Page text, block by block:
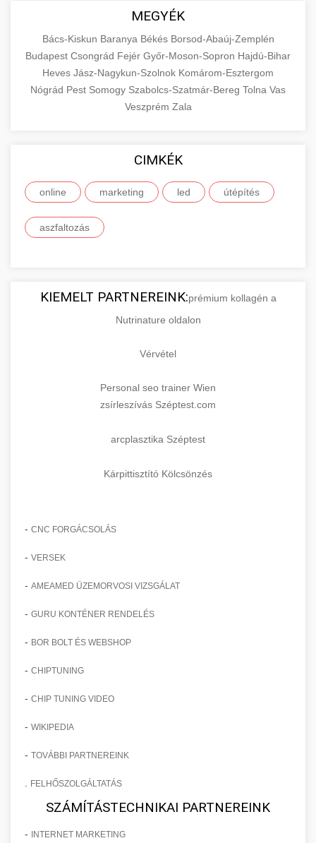
MEGYÉK
Bács-Kiskun Baranya Békés Borsod-Abaúj-Zemplén
Budapest Csongrád Fejér Győr-Moson-Sopron Hajdú-Bihar
Heves Jász-Nagykun-Szolnok Komárom-Esztergom
Nógrád Pest Somogy Szabolcs-Szatmár-Bereg Tolna Vas
Veszprém Zala
CIMKÉK
online marketing led útépítés
aszfaltozás
KIEMELT PARTNEREINK:prémium kollagén a
Nutrinature oldalon
Vérvétel
Personal seo trainer Wien
zsírleszívás Széptest.com
arcplasztika Széptest
Kárpittisztító Kölcsönzés
- CNC FORGÁCSOLÁS
- VERSEK
- AMEAMED ÜZEMORVOSI VIZSGÁLAT
- GURU KONTÉNER RENDELÉS
- BOR BOLT ÉS WEBSHOP
- CHIPTUNING
- CHIP TUNING VIDEO
- WIKIPEDIA
- TOVÁBBI PARTNEREINK
FELHŐSZOLGÁLTATÁS
SZÁMÍTÁSTECHNIKAI PARTNEREINK
- INTERNET MARKETING